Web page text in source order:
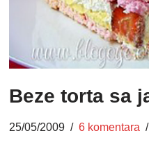
Beze torta sa
25/05/2009 6 komentara